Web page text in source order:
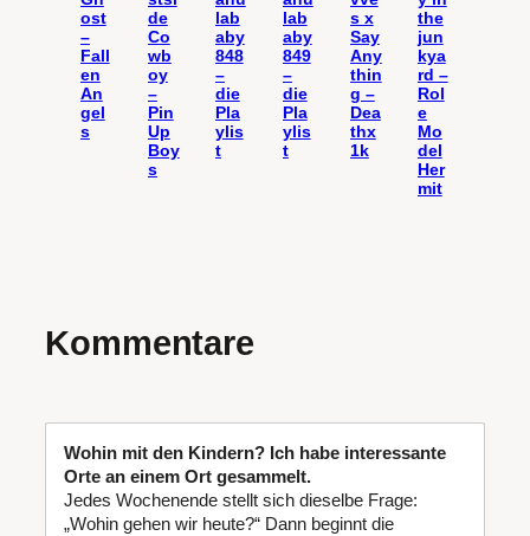
ost
–
Fall
en
An
gel
s
de
Co
wb
oy
–
Pin
Up
Boy
s
lab
aby
848
–
die
Pla
ylis
t
lab
aby
849
–
die
Pla
ylis
t
s x
Say
Any
thin
g –
Dea
thx
1k
the
jun
kya
rd –
Rol
e
Mo
del
Her
mit
Kommentare
Wohin mit den Kindern? Ich habe interessante
Orte an einem Ort gesammelt.
Jedes Wochenende stellt sich dieselbe Frage:
„Wohin gehen wir heute?“ Dann beginnt die